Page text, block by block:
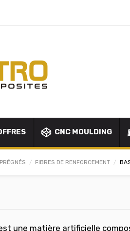
CNC MOULDING
FIBRES DE RENFORCEMENT
une matière artificielle